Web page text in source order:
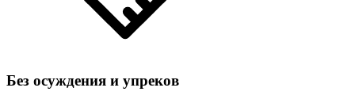
Без осуждения и упреков